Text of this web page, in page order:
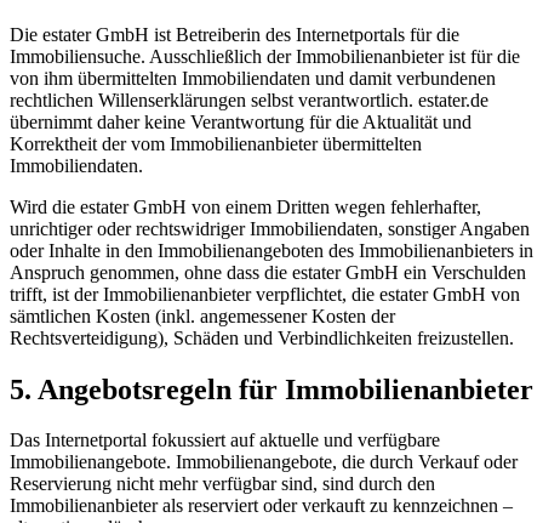
Die estater GmbH ist Betreiberin des Internetportals für die
Immobiliensuche. Ausschließlich der Immobilienanbieter ist für die
von ihm übermittelten Immobiliendaten und damit verbundenen
rechtlichen Willenserklärungen selbst verantwortlich. estater.de
übernimmt daher keine Verantwortung für die Aktualität und
Korrektheit der vom Immobilienanbieter übermittelten
Immobiliendaten.
Wird die estater GmbH von einem Dritten wegen fehlerhafter,
unrichtiger oder rechtswidriger Immobiliendaten, sonstiger Angaben
oder Inhalte in den Immobilienangeboten des Immobilienanbieters in
Anspruch genommen, ohne dass die estater GmbH ein Verschulden
trifft, ist der Immobilienanbieter verpflichtet, die estater GmbH von
sämtlichen Kosten (inkl. angemessener Kosten der
Rechtsverteidigung), Schäden und Verbindlichkeiten freizustellen.
5. Angebotsregeln für Immobilienanbieter
Das Internetportal fokussiert auf aktuelle und verfügbare
Immobilienangebote. Immobilienangebote, die durch Verkauf oder
Reservierung nicht mehr verfügbar sind, sind durch den
Immobilienanbieter als reserviert oder verkauft zu kennzeichnen –